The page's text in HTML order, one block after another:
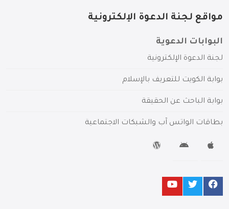
مواقع لجنة الدعوة الإلكترونية
البوابات الدعوية
لجنة الدعوة الإلكترونية
بوابة الكويت للتعريف بالإسلام
بوابة الباحث عن الحقيقة
بطاقات الواتس آب والشبكات الاجتماعية